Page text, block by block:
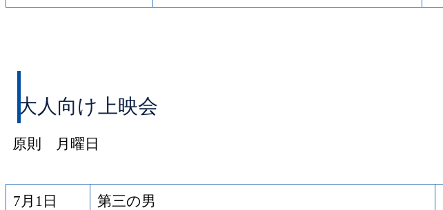
大人向け上映会
原則 月曜日
7月1日
第三の男